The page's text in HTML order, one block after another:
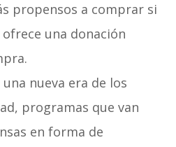
propensos a comprar si
una donación
nueva era de los
programas que van
en forma de